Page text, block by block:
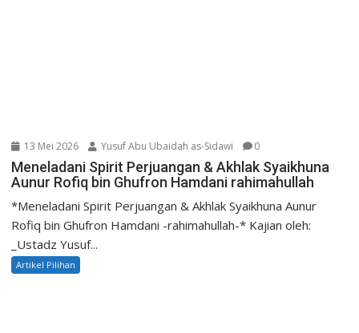
13 Mei 2026 Yusuf Abu Ubaidah as-Sidawi 0
Meneladani Spirit Perjuangan & Akhlak Syaikhuna
Aunur Rofiq bin Ghufron Hamdani rahimahullah
*Meneladani Spirit Perjuangan & Akhlak Syaikhuna Aunur
Rofiq bin Ghufron Hamdani -rahimahullah-* Kajian oleh:
_Ustadz Yusuf...
Artikel Pilihan